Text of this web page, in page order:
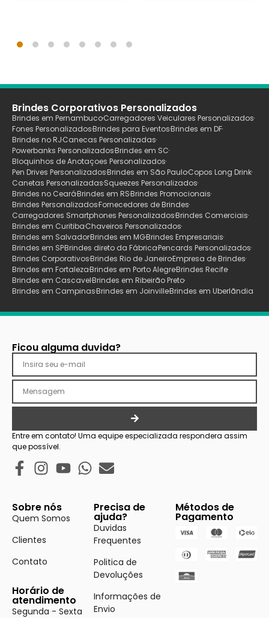
Brindes Corporativos Personalizados
Brindes em PernambucoCarregadores Veiculares Personalizados
Fones PersonalizadosBrindes para EventosBrindes em DF
Brindes no RJCanecas Personalizadas
Powerbanks PersonalizadosBrindes em SC
Bloquinhos de Anotaçoes Personalizados
Pen Drives PersonalizadosBrindes em São PauloCopos Long Drink
Canetas PersonalizadasSqueezes Personalizados
Brindes no CearáBrindes em RSBrindes Promocionais
Brindes PersonalizadosFornecedores de Brindes
Carregadores Smartphones PersonalizadosBrindes Comerciais
Brindes em CuritibaChaveiros Personalizados
Brindes em SalvadorBrindes em MGBrindes Empresariais
Brindes em SPBrindes direto da FábricaPencards Personalizados
Brindes CorporativosBrindes Rio de JaneiroEmpresa de Brindes
Brindes em FortalezaBrindes em Porto AlegreBrindes Recife
Brindes em CascavelBrindes em Ribeirão Preto
Brindes em CampinasBrindes em JoinvilleBrindes em Uberlãndia
Ficou alguma duvida?
Entre em contato! Uma equipe especializada respondera assim
que possível.
Sobre nós
Quem Somos
Clientes
Contato
Horário de
atendimento
Segunda - Sexta
Precisa de
ajuda?
Duvidas
Frequentes
Politica de
Devoluções
Informações de
Envio
Métodos de
Pagamento